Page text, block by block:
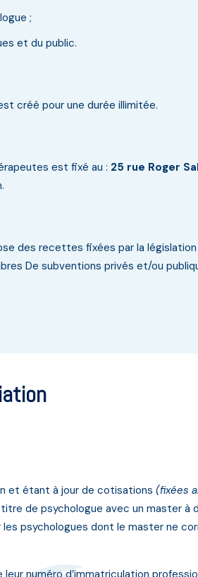
;
et du public.
créé pour une durée illimitée.
est fixé au : 25 rue Roger
des recettes fixées par la
De subventions privés et/ou
et étant à jour de cotisations (fixées
de psychologue avec un master à
les psychologues dont le master ne
numéro d’immatriculation